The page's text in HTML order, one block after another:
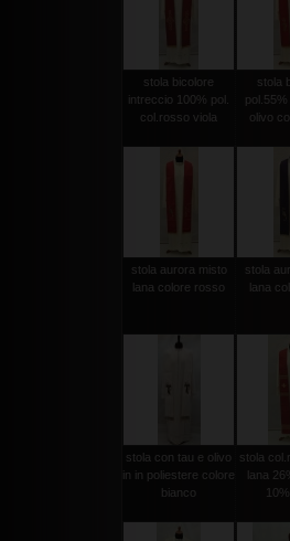
stola bicolore
intreccio 100% pol.
col.rosso viola
stola
olivo
stola aurora misto
lana colore rosso
stola
lana
stola con tau e olivo
in in poliestere colore
bianco
stola
lana